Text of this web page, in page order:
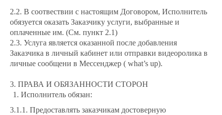
2.2. В соотвествии с настоящим Договором, Исполнитель
обязуется оказать Заказчику услуги, выбранные и
оплаченные им. (См. пункт 2.1)
2.3. Услуга является оказанной после добавления
Заказчика в личный кабинет или отправки видеоролика в
личные сообщени в Мессенджер ( what’s up).
3. ПРАВА И ОБЯЗАННОСТИ СТОРОН
Исполнитель обязан:
3.1.1. Предоставлять заказчикам достоверную